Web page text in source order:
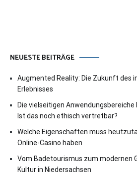
NEUESTE BEITRÄGE
Augmented Reality: Die Zukunft des
Erlebnisses
Die vielseitigen
Ist das noch ethisch vertretbar?
Welche Eigenschaften muss
Online-Casino haben
Vom Badetourismus zum modernen
Kultur in Niedersachsen